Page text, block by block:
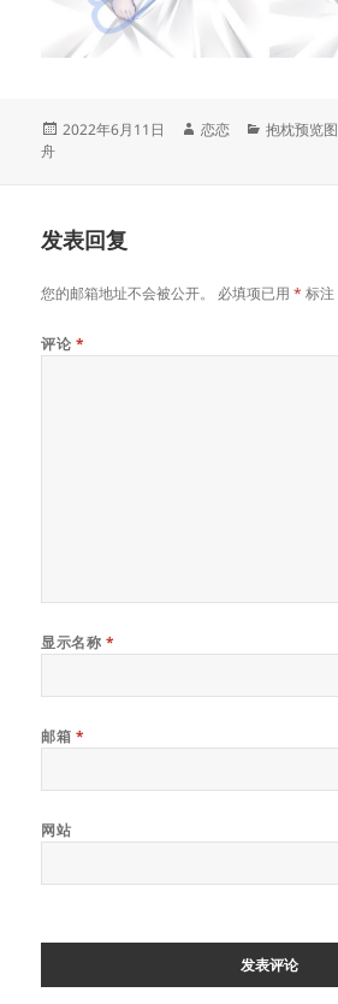
发
2022年6月11日
作
恋恋
分
抱枕预览图
舟
发表回复
您的邮箱地址不会被公开。 必填项已用* 标注
评论 *
显示名称 *
邮箱 *
网站